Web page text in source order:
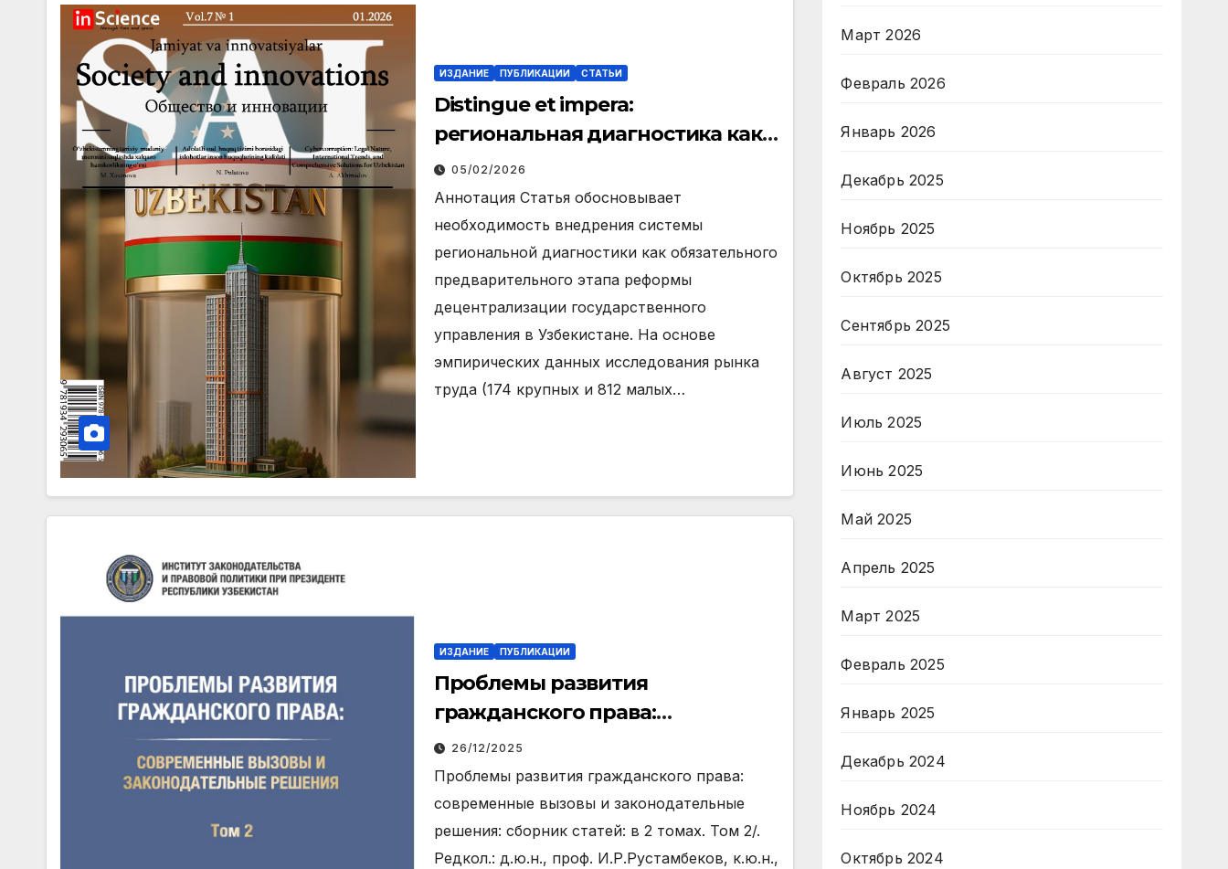
ИЗДАНИЕ ПУБЛИКАЦИИ СТАТЬИ
Distingue et impera:
региональная диагностика как
условие эффективной
децентрализации
05/02/2026
Аннотация Статья обосновывает
необходимость внедрения системы
региональной диагностики как обязательного
предварительного этапа реформы
децентрализации государственного
управления в Узбекистане. На основе
эмпирических данных исследования рынка
труда (174 крупных и 812 малых…
ИЗДАНИЕ ПУБЛИКАЦИИ
Проблемы развития
гражданского права:
современные вызовы и
законодательные решения:
сборник статей: в 2 томах. Том 2
26/12/2025
Проблемы развития гражданского права:
современные вызовы и законодательные
решения: сборник статей: в 2 томах. Том 2/.
Редкол.: д.ю.н., проф. И.Р.Рустамбеков, к.ю.н.,
Март 2026
Февраль 2026
Январь 2026
Декабрь 2025
Ноябрь 2025
Октябрь 2025
Сентябрь 2025
Август 2025
Июль 2025
Июнь 2025
Май 2025
Апрель 2025
Март 2025
Февраль 2025
Январь 2025
Декабрь 2024
Ноябрь 2024
Октябрь 2024